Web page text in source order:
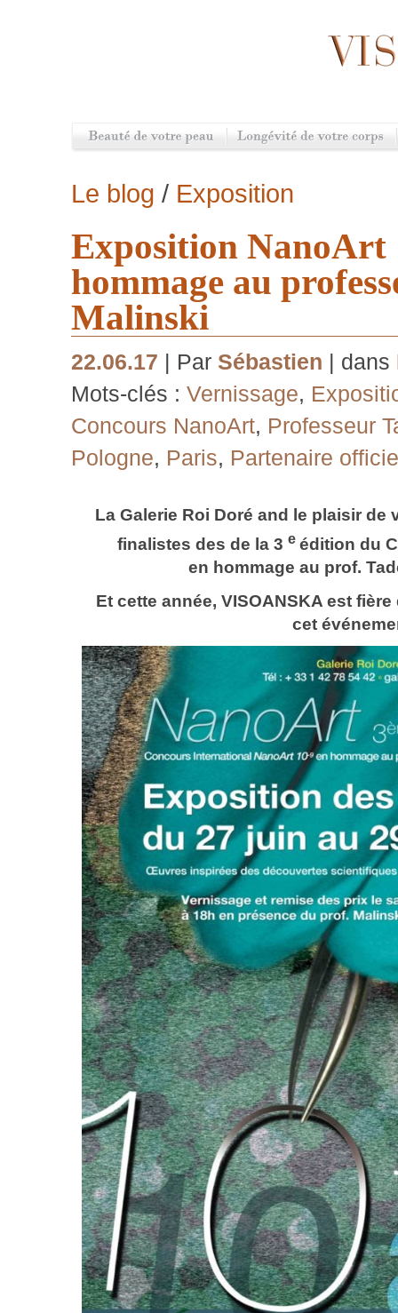
Le blog / Exposition
Exposition NanoArt
hommage au
Malinski
22.06.17 | Par Sébastien | dans
Mots-clés : Vernissage,
Concours NanoArt, Professeur
Pologne, Paris, Partenaire
La Galerie Roi Doré and le plaisir
finalistes des de la 3 e édition du
en hommage au prof.
Et cette année, VISOANSKA est
cet